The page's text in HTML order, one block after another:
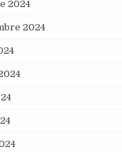
2024
2024